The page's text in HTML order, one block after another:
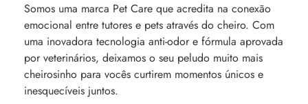
Somos uma marca Pet Care que acredita na conexão
emocional entre tutores e pets através do cheiro. Com
uma inovadora tecnologia anti-odor e fórmula aprovada
por veterinários, deixamos o seu peludo muito mais
cheirosinho para vocês curtirem momentos únicos e
inesquecíveis juntos.